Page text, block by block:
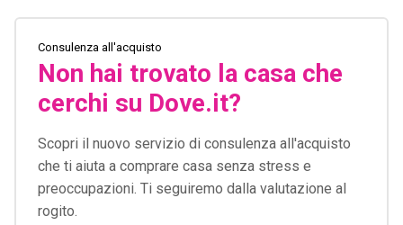
Consulenza all'acquisto
Non hai trovato la casa che
cerchi su Dove.it?
Scopri il nuovo servizio di consulenza all'acquisto
che ti aiuta a comprare casa senza stress e
preoccupazioni. Ti seguiremo dalla valutazione al
rogito.